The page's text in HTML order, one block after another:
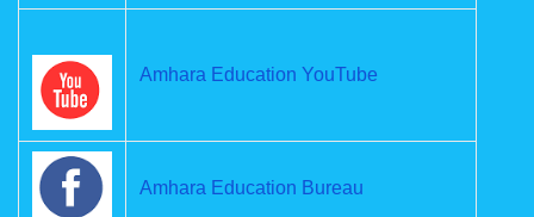
Amhara Education YouTube
Amhara Education Bureau